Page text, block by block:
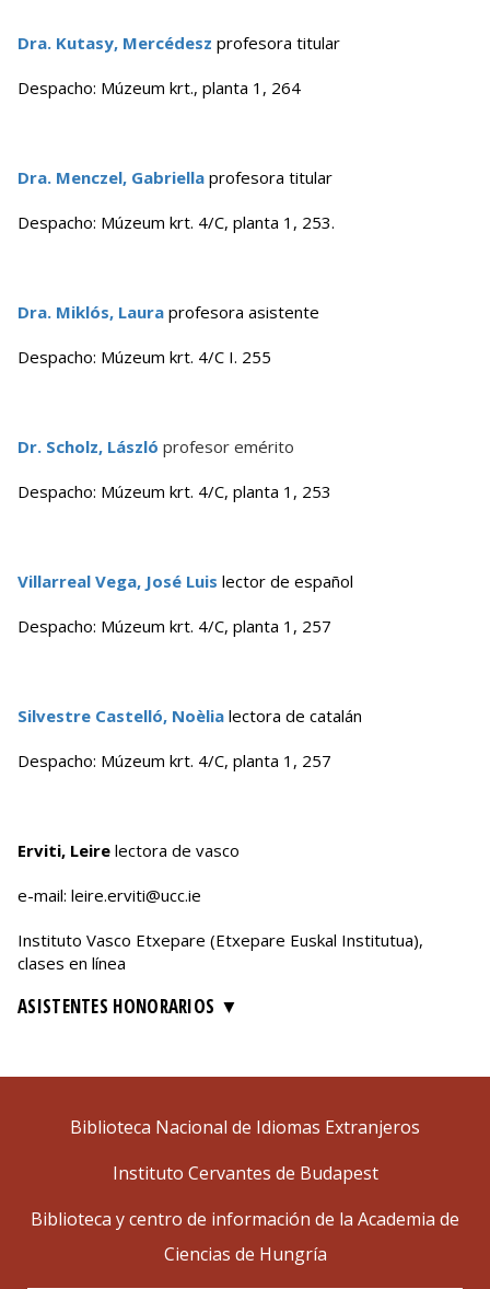
Dra. Kutasy, Mercédesz profesora titular
Despacho: Múzeum krt., planta 1, 264
Dra. Menczel, Gabriella profesora titular
Despacho: Múzeum krt. 4/C, planta 1, 253.
Dra. Miklós, Laura profesora asistente
Despacho: Múzeum krt. 4/C I. 255
Dr. Scholz, László profesor emérito
Despacho: Múzeum krt. 4/C, planta 1, 253
Villarreal Vega, José Luis lector de español
Despacho: Múzeum krt. 4/C, planta 1, 257
Silvestre Castelló, Noèlia lectora de catalán
Despacho: Múzeum krt. 4/C, planta 1, 257
Erviti, Leire lectora de vasco
e-mail: leire.erviti@ucc.ie
Instituto Vasco Etxepare (Etxepare Euskal Institutua),
clases en línea
ASISTENTES HONORARIOS
Biblioteca Nacional de Idiomas Extranjeros
Instituto Cervantes de Budapest
Biblioteca y centro de información de la Academia de
Ciencias de Hungría